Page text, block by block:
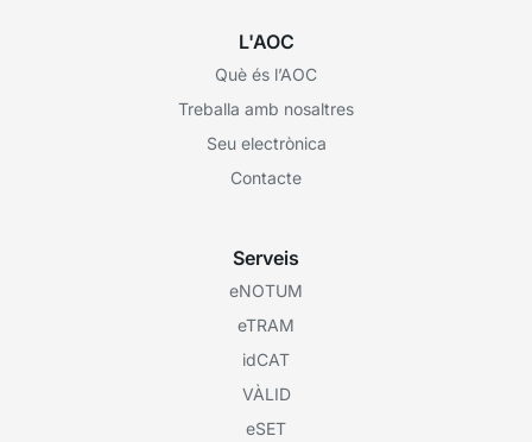
L'AOC
Què és l’AOC
Treballa amb nosaltres
Seu electrònica
Contacte
Serveis
eNOTUM
eTRAM
idCAT
VÀLID
eSET